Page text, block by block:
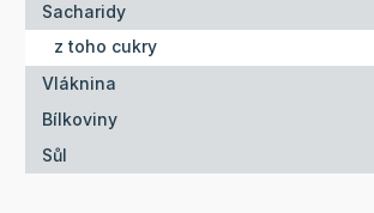
Sacharidy
z toho cukry
Vláknina
Bílkoviny
Sůl